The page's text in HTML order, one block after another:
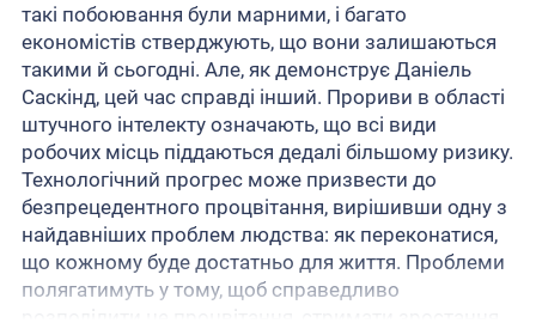
такі побоювання були марними, і багато
економістів стверджують, що вони залишаються
такими й сьогодні. Але, як демонструє Даніель
Саскінд, цей час справді інший. Прориви в області
штучного інтелекту означають, що всі види
робочих місць піддаються дедалі більшому ризику.
Технологічний прогрес може призвести до
безпрецедентного процвітання, вирішивши одну з
найдавніших проблем людства: як переконатися,
що кожному буде достатньо для життя. Проблеми
полягатимуть у тому, щоб справедливо